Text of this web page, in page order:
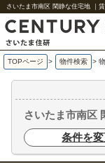
さいたま市南区 閑静な住宅地 ｜
TOPページ > 物件検索 >
さいたま市南区
条件を